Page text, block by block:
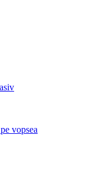
vopsea